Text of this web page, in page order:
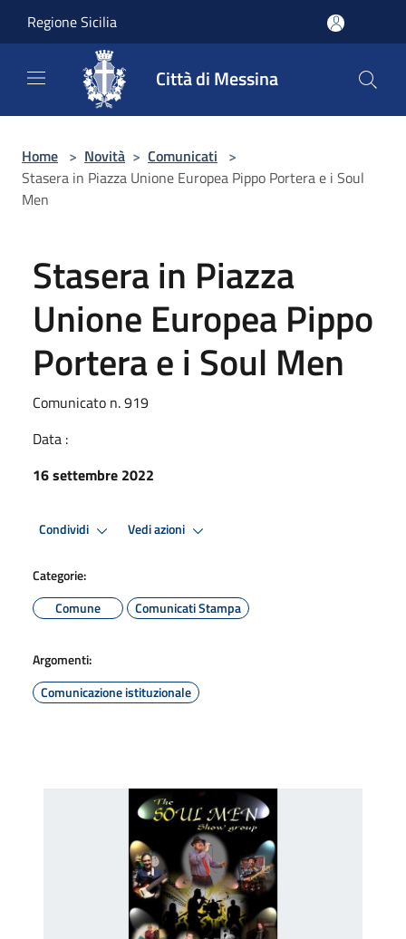
Regione Sicilia
Città di Messina
Home > Novità > Comunicati >
Stasera in Piazza Unione Europea Pippo Portera e i Soul
Men
Stasera in Piazza
Unione Europea Pippo
Portera e i Soul Men
Comunicato n. 919
Data :
16 settembre 2022
Condividi Vedi azioni
Categorie:
Comune
Comunicati Stampa
Argomenti:
Comunicazione istituzionale